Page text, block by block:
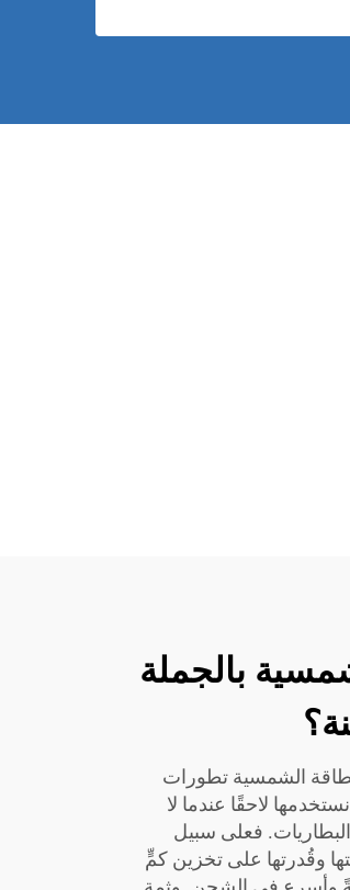
بالجملة
الشمسية تطورات
لاحقًا عندما لا
فعلى سبيل
وقُدرتها على تخزين كمٍّ